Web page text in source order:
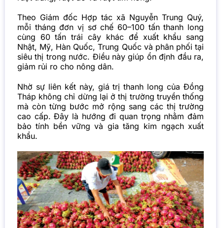
Theo Giám đốc Hợp tác xã Nguyễn Trung Quý,
mỗi tháng đơn vị sơ chế 60–100 tấn thanh long
cùng 60 tấn trái cây khác để xuất khẩu sang
Nhật, Mỹ, Hàn Quốc, Trung Quốc và phân phối tại
siêu thị trong nước. Điều này giúp ổn định đầu ra,
giảm rủi ro cho nông dân.
Nhờ sự liên kết này, giá trị thanh long của Đồng
Tháp không chỉ dừng lại ở thị trường truyền thống
mà còn từng bước mở rộng sang các thị trường
cao cấp. Đây là hướng đi quan trọng nhằm đảm
bảo tính bền vững và gia tăng kim ngạch xuất
khẩu.